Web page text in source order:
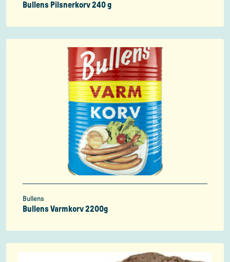
Bullens Pilsnerkorv 240 g
Bullens
Bullens Varmkorv 2200g